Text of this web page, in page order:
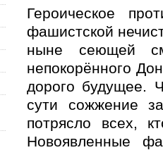
Героическое
фашистской
ныне сеющей
непокорённого
дорого будущее.
сути сожжение
потрясло всех,
Новоявленные